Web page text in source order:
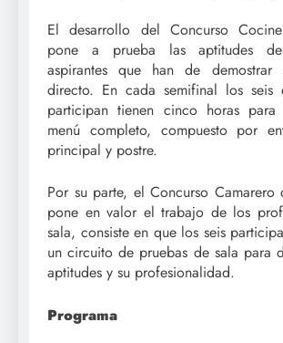
El desarrollo del Concurso
pone a prueba las aptitudes
aspirantes que han de
directo. En cada semifinal los seis
participan tienen cinco horas
menú completo, compuesto por
principal y postre.
Por su parte, el Concurso
pone en valor el trabajo de los
sala, consiste en que los seis
un circuito de pruebas de sala para
aptitudes y su profesionalidad.
Programa